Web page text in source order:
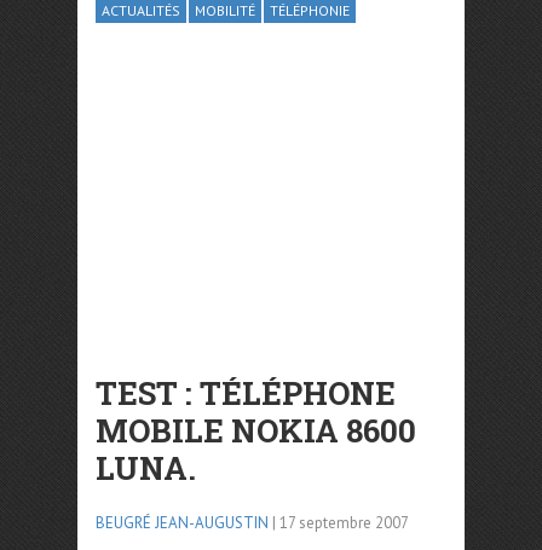
ACTUALITÉS MOBILITÉ TÉLÉPHONIE
TEST : TÉLÉPHONE
MOBILE NOKIA 8600
LUNA.
BEUGRÉ JEAN-AUGUSTIN | 17 septembre 2007